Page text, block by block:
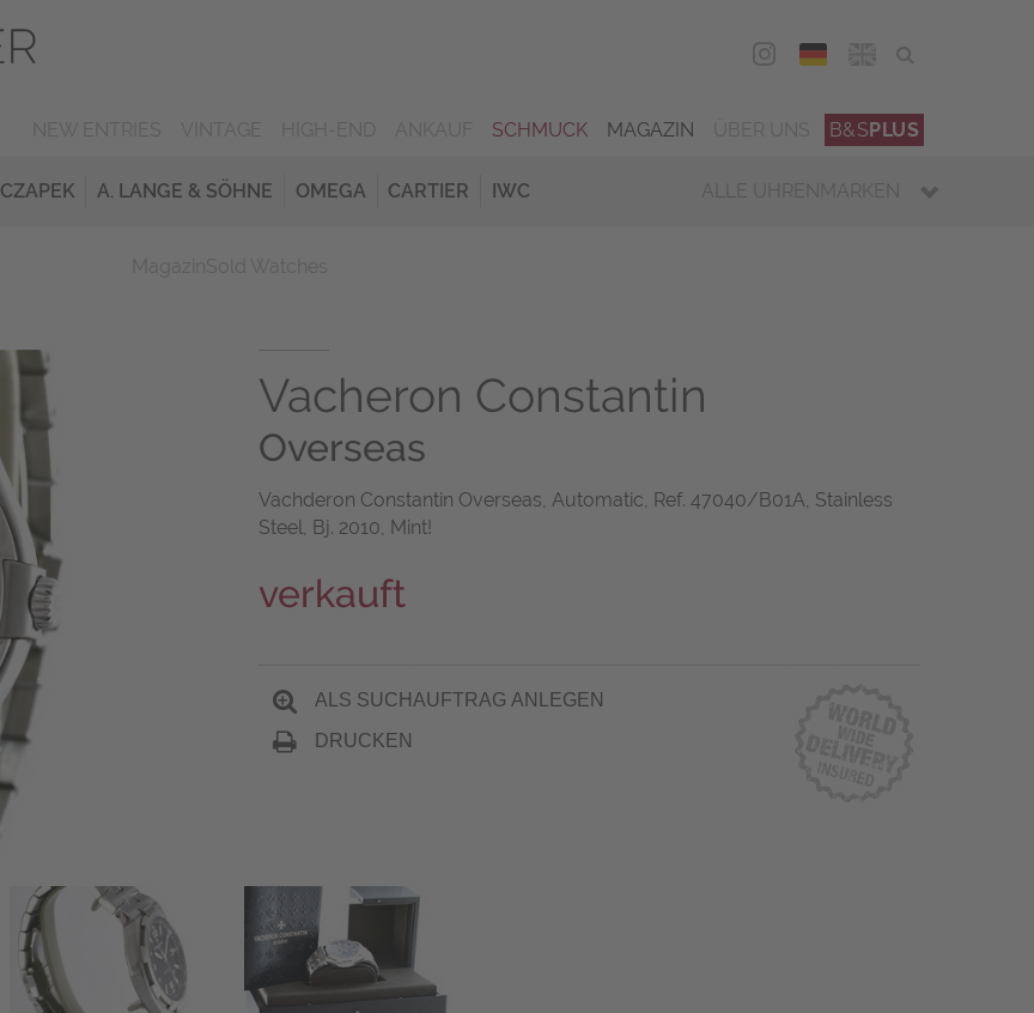
DEU
SCHMUCK MAGAZIN B&SPLUS
CZAPEK A. LANGE & SÖHNE OMEGA CARTIER IWC ALLE UHRENMARKEN
Vacheron Constantin
Overseas
Vachderon Constantin Overseas, Automatic, Ref. 47040/B01A, Stainless
Steel, Bj. 2010, Mint!
verkauft
ALS SUCHAUFTRAG ANLEGEN
DRUCKEN